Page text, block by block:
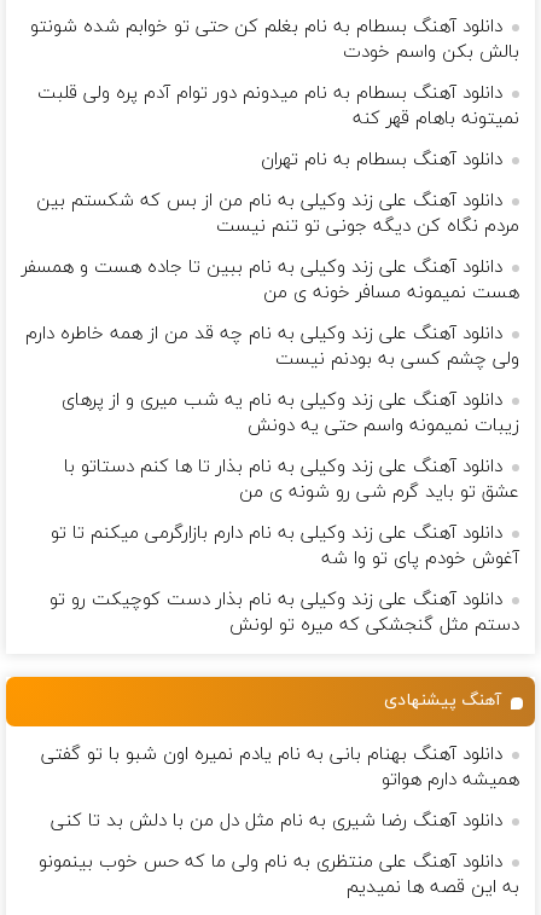
دانلود آهنگ بسطام به نام بغلم کن حتی تو خوابم شده شونتو
بالش بکن واسم خودت
دانلود آهنگ بسطام به نام میدونم دور توام آدم پره ولی قلبت
نمیتونه باهام قهر کنه
دانلود آهنگ بسطام به نام تهران
دانلود آهنگ علی زند وکیلی به نام من از بس كه شكستم بین
مردم نگاه كن دیگه جونى تو تنم نیست
دانلود آهنگ علی زند وکیلی به نام ببین تا جاده هست و همسفر
هست نمیمونه مسافر خونه ی من
دانلود آهنگ علی زند وکیلی به نام چه قد من از همه خاطره دارم
ولی چشم كسی به بودنم نیست
دانلود آهنگ علی زند وکیلی به نام یه شب میرى و از پرهای
زيبات نمیمونه واسم حتی یه دونش
دانلود آهنگ علی زند وکیلی به نام بذار تا ها كنم دستاتو با
عشق تو باید گرم شی رو شونه ى من
دانلود آهنگ علی زند وکیلی به نام دارم بازارگرمی میكنم تا تو
آغوش خودم پای تو وا شه
دانلود آهنگ علی زند وکیلی به نام بذار دست كوچیكت رو تو
دستم مثل گنجشكی كه میره تو لونش
آهنگ پیشنهادی
دانلود آهنگ بهنام بانی به نام یادم نمیره اون شبو با تو گفتی
همیشه دارم هواتو
دانلود آهنگ رضا شیری به نام مثل دل من با دلش بد تا کنی
دانلود آهنگ علی منتظری به نام ولی ما که حس خوب بینمونو
به این قصه ها نمیدیم